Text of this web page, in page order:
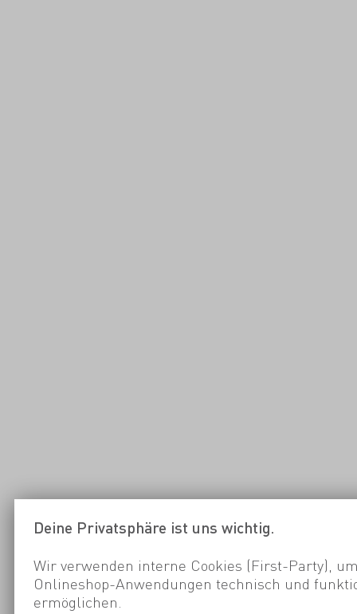
Deine Privatsphäre ist uns wichtig.
Wir verwenden interne Cookies (First-Party),
Onlineshop-Anwendungen technisch und
ermöglichen.